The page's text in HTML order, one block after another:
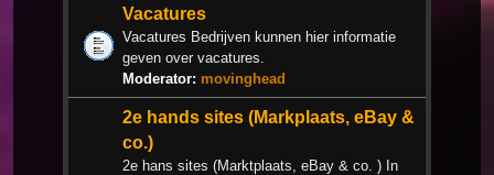
Vacatures
Vacatures Bedrijven kunnen hier informatie
geven over vacatures.
Moderator: movinghead
2e hands sites (Markplaats, eBay &
co.)
2e hans sites (Marktplaats, eBay & co. ) In